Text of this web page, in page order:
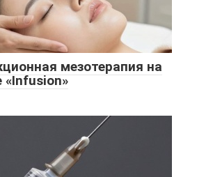
мезотерапия на
«Infusion»